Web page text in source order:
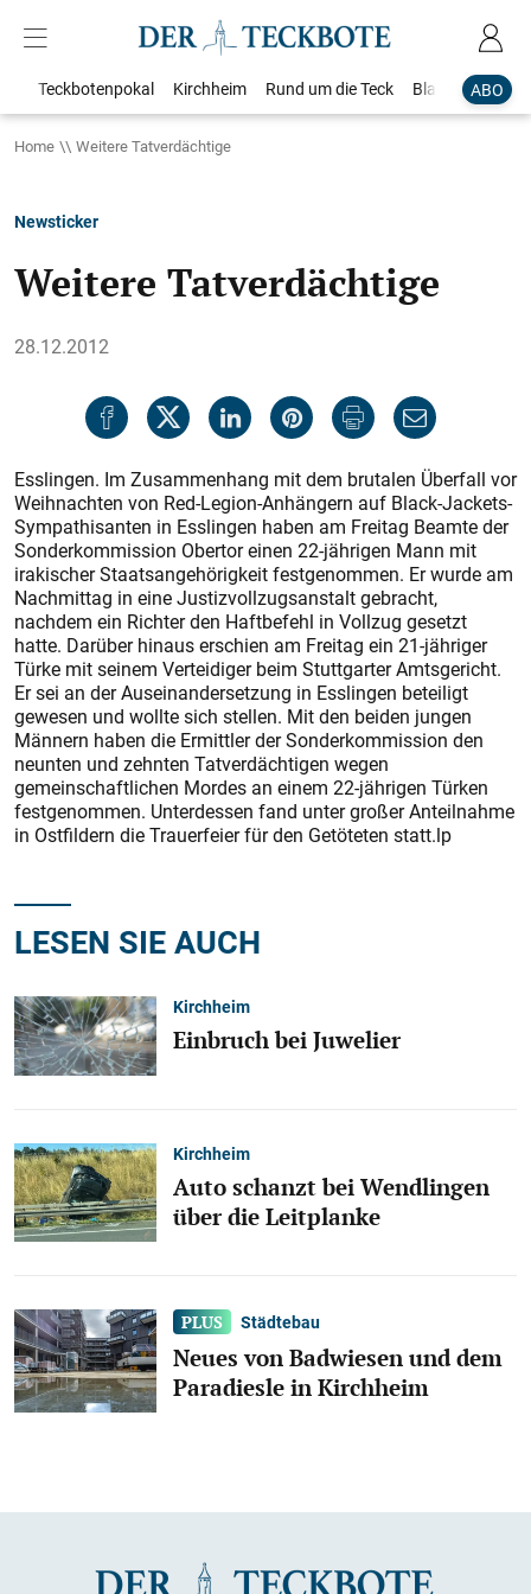
ABO
Teckbotenpokal Kirchheim Rund um die Teck Blaulicht
Home Weitere Tatverdächtige
Newsticker
Weitere Tatverdächtige
28.12.2012
Esslingen. Im Zusammenhang mit dem brutalen Überfall vor
Weihnachten von Red-Legion-Anhängern auf Black-Jackets-
Sympathisanten in Esslingen haben am Freitag Beamte der
Sonderkommission Obertor einen 22-jährigen Mann mit
irakischer Staatsangehörigkeit festgenommen. Er wurde am
Nachmittag in eine Justizvollzugsanstalt gebracht,
nachdem ein Richter den Haftbefehl in Vollzug gesetzt
hatte. Darüber hinaus erschien am Freitag ein 21-jähriger
Türke mit seinem Verteidiger beim Stuttgarter Amtsgericht.
Er sei an der Auseinandersetzung in Esslingen beteiligt
gewesen und wollte sich stellen. Mit den beiden jungen
Männern haben die Ermittler der Sonderkommission den
neunten und zehnten Tatverdächtigen wegen
gemeinschaftlichen Mordes an einem 22-jährigen Türken
festgenommen. Unterdessen fand unter großer Anteilnahme
in Ostfildern die Trauerfeier für den Getöteten statt.lp
LESEN SIE AUCH
Kirchheim
Einbruch bei Juwelier
Kirchheim
Auto schanzt bei Wendlingen
über die Leitplanke
Städtebau
Neues von Badwiesen und dem
Paradiesle in Kirchheim